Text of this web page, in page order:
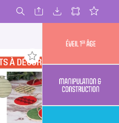
Éveil 1
Manipulation & construction
À DÉCORER NOËL